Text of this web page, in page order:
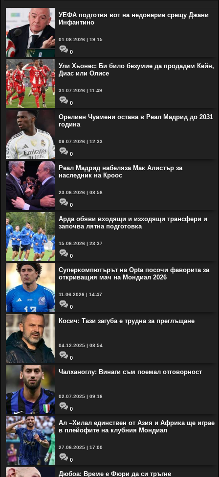
УЕФА подготвя вот на недоверие срещу Джани
Инфантино
01.08.2026 | 19:15
0
Ули Хьонес: Би било безумие да продадем Кейн,
Диас или Олисе
31.07.2026 | 11:49
0
Орелиен Чуамени остава в Реал Мадрид до 2031
година
09.07.2026 | 12:33
0
Реал Мадрид набеляза Мак Алистър за
наследник на Кроос
23.06.2026 | 08:58
0
Арда обяви входящи и изходящи трансфери и
започва лятна подготовка
15.06.2026 | 23:37
0
Суперкомпютърът на Opta посочи фаворита за
откриващия мач на Мондиал 2026
11.06.2026 | 14:47
0
Косич: Тази загуба е трудна за преглъщане
04.12.2025 | 08:54
0
Чалханоглу: Винаги съм поемал отговорност
02.07.2025 | 09:16
0
Ал –Хилал единствен от Азия и Африка ще играе
в плейофите на клубния Мондиал
27.06.2025 | 17:00
0
Дюбоа: Време е Фюри да си тръгне